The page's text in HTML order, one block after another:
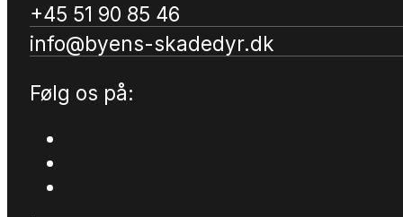
+45 51 90 85 46
info@byens-skadedyr.dk
Følg os på: